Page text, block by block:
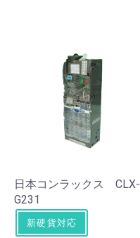
日本コンラックス CLX-
G231
新硬貨対応